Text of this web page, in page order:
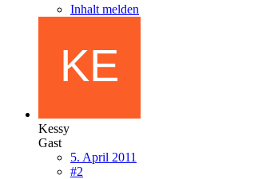
Inhalt melden
Kessy
Gast
5. April 2011
#2